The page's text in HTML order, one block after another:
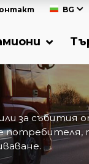
BG
за